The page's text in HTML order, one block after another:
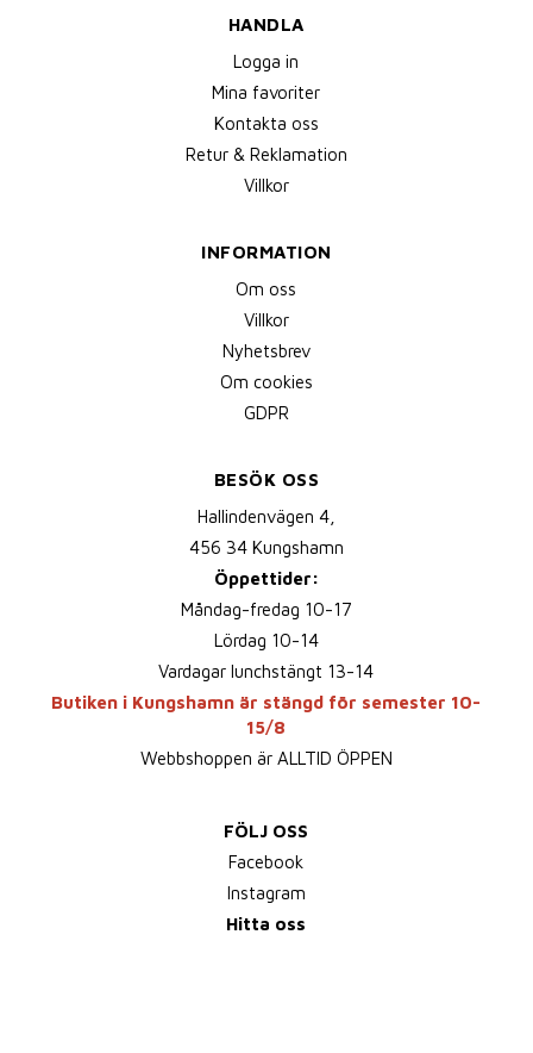
HANDLA
Logga in
Mina favoriter
Kontakta oss
Retur & Reklamation
Villkor
INFORMATION
Om oss
Villkor
Nyhetsbrev
Om cookies
GDPR
BESÖK OSS
Hallindenvägen 4,
456 34 Kungshamn
Öppettider:
Måndag-fredag 10-17
Lördag 10-14
Vardagar lunchstängt 13-14
Butiken i Kungshamn är stängd för semester 10-
15/8
Webbshoppen är ALLTID ÖPPEN
FÖLJ OSS
Facebook
Instagram
Hitta oss